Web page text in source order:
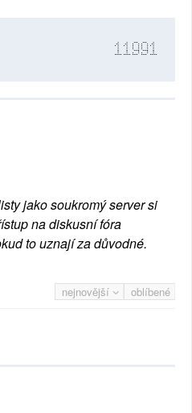
11991
jako soukromý server si
na diskusní fóra
to uznají za důvodné.
nejnovější oblíbené